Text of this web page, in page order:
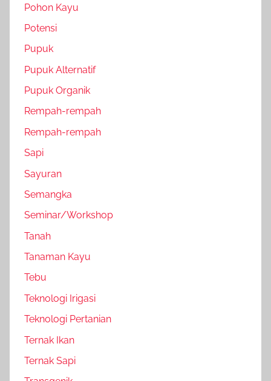
Pohon Kayu
Potensi
Pupuk
Pupuk Alternatif
Pupuk Organik
Rempah-rempah
Rempah-rempah
Sapi
Sayuran
Semangka
Seminar/Workshop
Tanah
Tanaman Kayu
Tebu
Teknologi Irigasi
Teknologi Pertanian
Ternak Ikan
Ternak Sapi